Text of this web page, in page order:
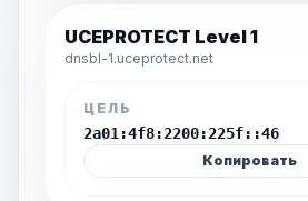
UCEPROTECT Level 1
dnsbl-1.uceprotect.net
ЦЕЛЬ
2a01:4f8:2200:225f::46
Копировать